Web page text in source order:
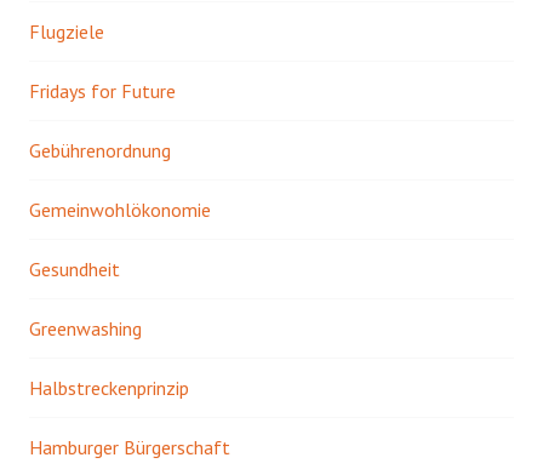
Flugziele
Fridays for Future
Gebührenordnung
Gemeinwohlökonomie
Gesundheit
Greenwashing
Halbstreckenprinzip
Hamburger Bürgerschaft